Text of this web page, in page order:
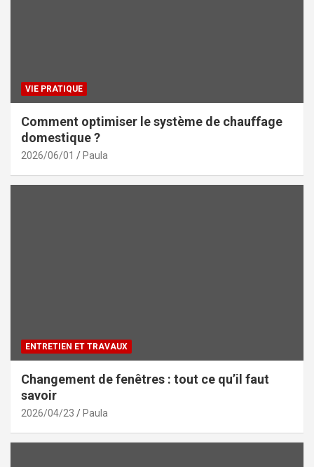
VIE PRATIQUE
Comment optimiser le système de chauffage
domestique ?
2026/06/01 Paula
ENTRETIEN ET TRAVAUX
Changement de fenêtres : tout ce qu’il faut
savoir
2026/04/23 Paula